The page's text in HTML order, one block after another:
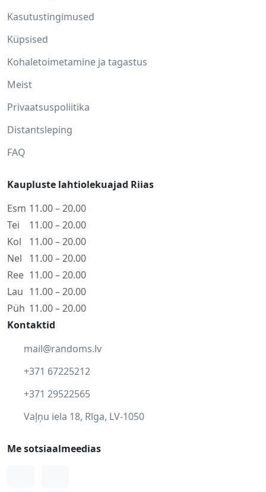
Kasutustingimused
Küpsised
Kohaletoimetamine ja tagastus
Meist
Privaatsuspoliitika
Distantsleping
FAQ
Kaupluste lahtiolekuajad Riias
Esm 11.00 – 20.00
Tei
11.00 – 20.00
Kol
11.00 – 20.00
Nel
11.00 – 20.00
Ree 11.00 – 20.00
Lau 11.00 – 20.00
Püh 11.00 – 20.00
Kontaktid
mail@randoms.lv
+371 67225212
+371 29522565
Vaļņu iela 18, Rīga, LV-1050
Me sotsiaalmeedias